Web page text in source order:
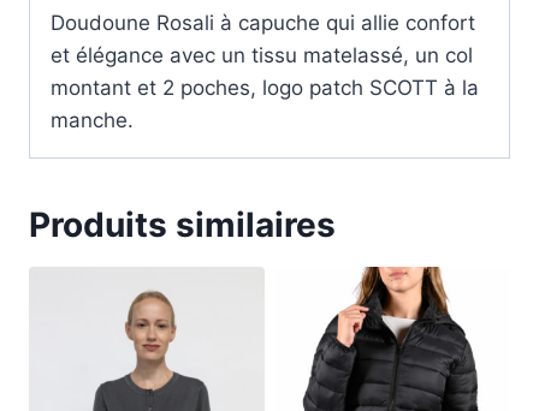
Doudoune Rosali à capuche qui allie confort
et élégance avec un tissu matelassé, un col
montant et 2 poches, logo patch SCOTT à la
manche.
Produits similaires